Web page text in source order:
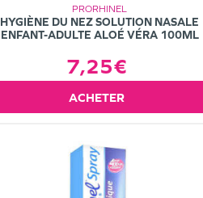
PRORHINEL
HYGIÈNE DU NEZ SOLUTION NASALE
ENFANT-ADULTE ALOÉ VÉRA 100ML
7,25€
ACHETER